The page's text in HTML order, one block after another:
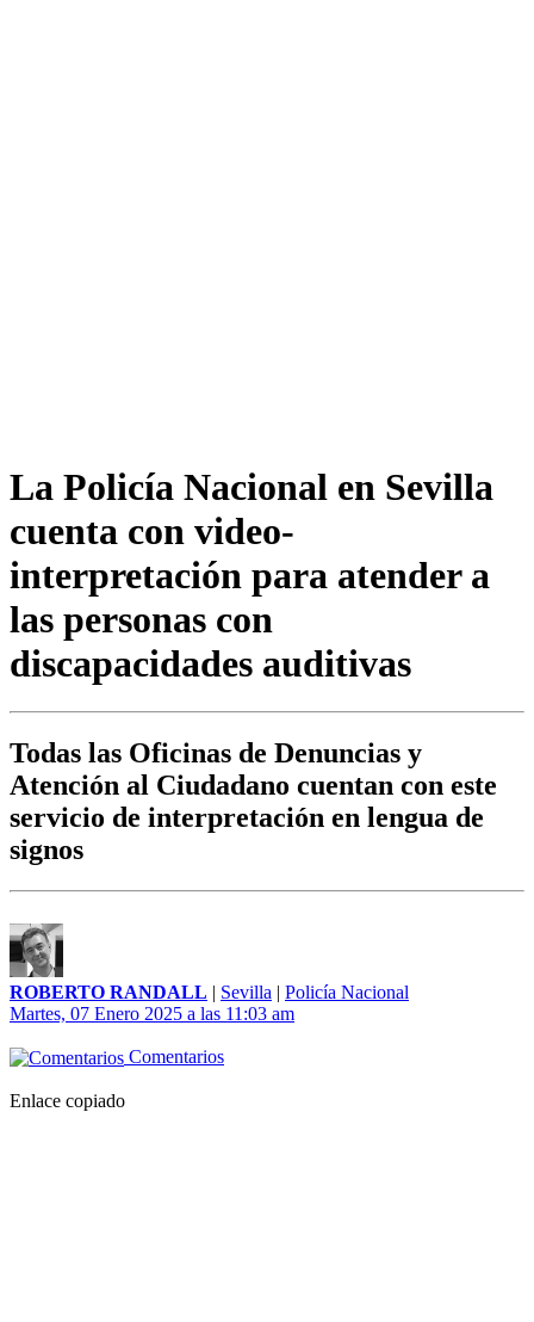
La Policía Nacional en Sevilla
cuenta con video-
interpretación para atender a
las personas con
discapacidades auditivas
Todas las Oficinas de Denuncias y
Atención al Ciudadano cuentan con este
servicio de interpretación en lengua de
signos
ROBERTO RANDALL | Sevilla | Policía Nacional
Martes, 07 Enero 2025 a las 11:03 am
Comentarios
Enlace copiado